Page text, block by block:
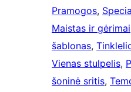
Pramogos,
Maistas ir gėrimai
šablonas,
Vienas stulpelis,
šoninė sritis,